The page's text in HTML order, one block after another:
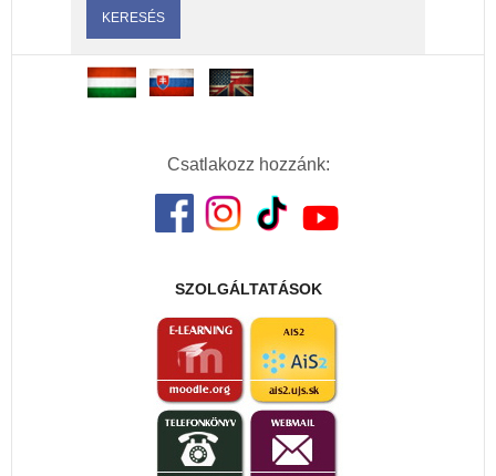
Csatlakozz hozzánk:
SZOLGÁLTATÁSOK